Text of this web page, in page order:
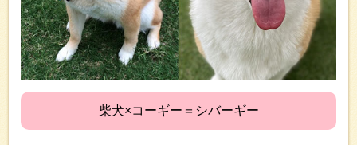
柴犬×コーギー＝シバーギー